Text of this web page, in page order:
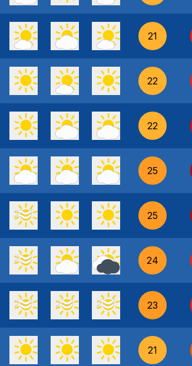
21
22
22
25
25
24
23
21